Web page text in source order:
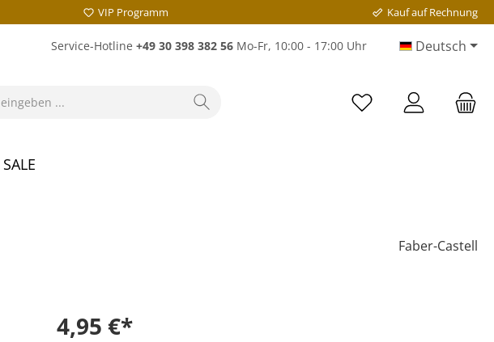
VIP Programm Kauf auf Rechnung
Service-Hotline +49 30 398 382 56 Mo-Fr, 10:00 - 17:00 Uhr Deutsch
SALE
Faber-Castell
4,95 €*